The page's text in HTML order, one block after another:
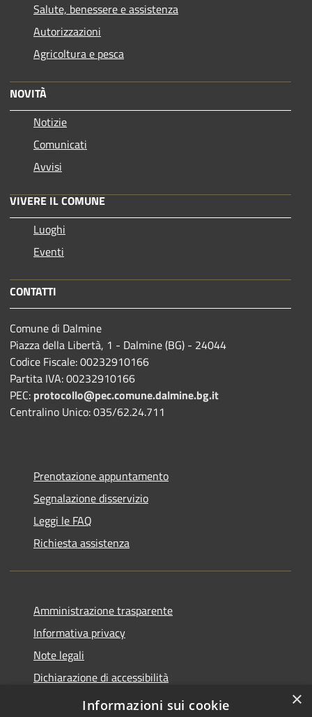
Salute, benessere e assistenza
Autorizzazioni
Agricoltura e pesca
NOVITÀ
Notizie
Comunicati
Avvisi
VIVERE IL COMUNE
Luoghi
Eventi
CONTATTI
Comune di Dalmine
Piazza della Libertà, 1 - Dalmine (BG) - 24044
Codice Fiscale: 00232910166
Partita IVA: 00232910166
PEC: protocollo@pec.comune.dalmine.bg.it
Centralino Unico: 035/62.24.711
Prenotazione appuntamento
Segnalazione disservizio
Leggi le FAQ
Richiesta assistenza
Amministrazione trasparente
Informativa privacy
Note legali
Dichiarazione di accessibilità
Piano di miglioramento del sito
×
Informazioni sui cookie